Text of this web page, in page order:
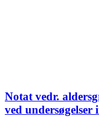
Notat vedr.
ved undersøgelser